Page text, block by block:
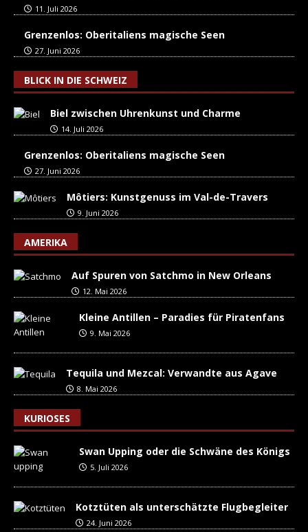
11. Juli 2026
Grenzenlos: Oberitaliens magische Seen
27. Juni 2026
BLICK IN DIE SCHWEIZ
Biel zwischen Uhrenkunst und Charme
14. Juli 2026
Grenzenlos: Oberitaliens magische Seen
27. Juni 2026
Môtiers: Kunstgenuss im Val-de-Travers
9. Juni 2026
AMERIKA
Auf Spuren von Satchmo in New Orleans
12. Mai 2026
Kleine Antillen – Paradies für Piratenfans
9. Mai 2026
Tequila und Mezcal: Verwandte aus Agave
8. Mai 2026
KURIOSES
Swan Upping oder die Schwäne des Königs
5. Juli 2026
Kotztüten als unterschätzte Flugbegleiter
24. Juni 2026